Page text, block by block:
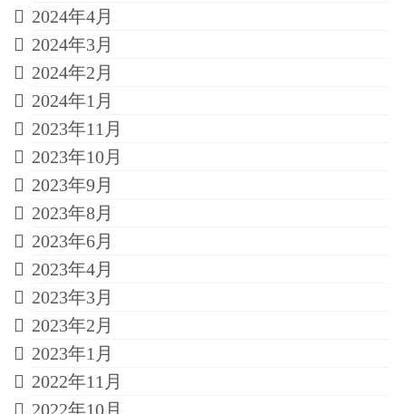
2024年4月
2024年3月
2024年2月
2024年1月
2023年11月
2023年10月
2023年9月
2023年8月
2023年6月
2023年4月
2023年3月
2023年2月
2023年1月
2022年11月
2022年10月